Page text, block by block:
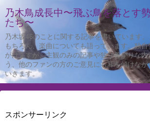
乃木鳥成長中〜飛ぶ鳥を落とす
たち〜
乃木坂46のことに関する記事を書いています
もちろん、楽曲についても語っています。独
がけますが、主観のみの記事や独り善がりな内
う、他のファンの方のご意見にも耳を傾けな
いきます。
スポンサーリンク